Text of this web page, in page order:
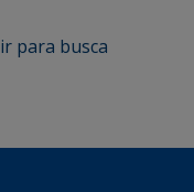
ir para busca